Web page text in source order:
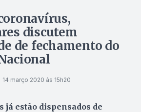
discutem
de fechamento do
14 março 2020 às 15h20
já estão dispensados de